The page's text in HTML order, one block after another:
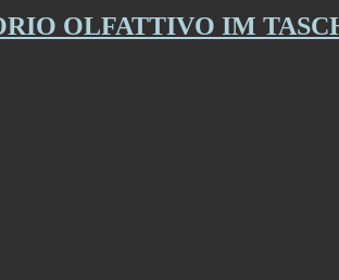
OLFATTIVO IM